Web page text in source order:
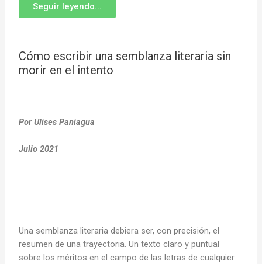
Seguir leyendo...
Cómo escribir una semblanza literaria sin
morir en el intento
Por Ulises Paniagua
Julio 2021
Una semblanza literaria debiera ser, con precisión, el
resumen de una trayectoria. Un texto claro y puntual
sobre los méritos en el campo de las letras de cualquier